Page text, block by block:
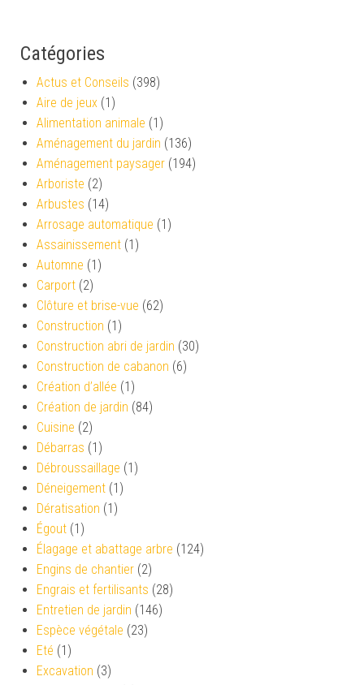
Catégories
Actus et Conseils (398)
Aire de jeux (1)
Alimentation animale (1)
Aménagement du jardin (136)
Aménagement paysager (194)
Arboriste (2)
Arbustes (14)
Arrosage automatique (1)
Assainissement (1)
Automne (1)
Carport (2)
Clôture et brise-vue (62)
Construction (1)
Construction abri de jardin (30)
Construction de cabanon (6)
Création d’allée (1)
Création de jardin (84)
Cuisine (2)
Débarras (1)
Débroussaillage (1)
Déneigement (1)
Dératisation (1)
Égout (1)
Élagage et abattage arbre (124)
Engins de chantier (2)
Engrais et fertilisants (28)
Entretien de jardin (146)
Espèce végétale (23)
Eté (1)
Excavation (3)